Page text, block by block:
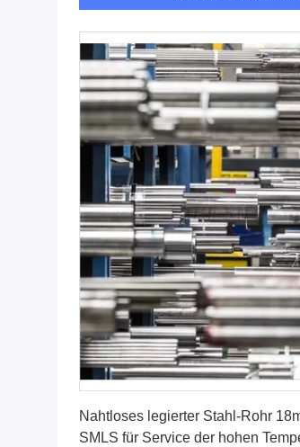
Nahtloses legierter Stahl-Rohr
SMLS für Service der hohen